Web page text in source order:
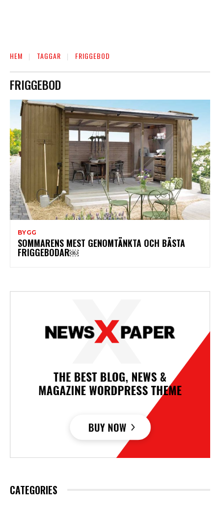
HEM TAGGAR FRIGGEBOD
FRIGGEBOD
BYGG
SOMMARENS MEST GENOMTÄNKTA OCH BÄSTA
FRIGGEBODAR￼
CATEGORIES